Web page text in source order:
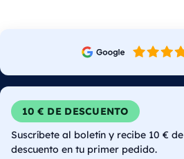
10 € DE DESCUENTO
Suscríbete al boletín y recibe 10 € de
descuento en tu primer pedido.